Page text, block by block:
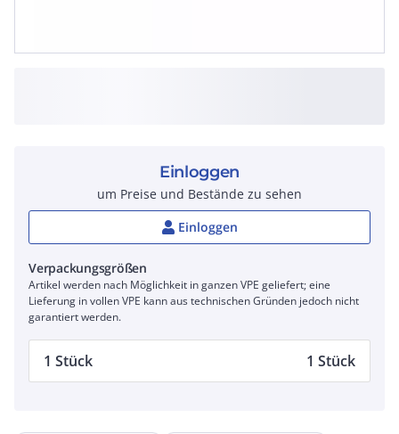
Einloggen
um Preise und Bestände zu sehen
Einloggen
Verpackungsgrößen
Artikel werden nach Möglichkeit in ganzen VPE geliefert; eine
Lieferung in vollen VPE kann aus technischen Gründen jedoch nicht
garantiert werden.
1 Stück 1 Stück